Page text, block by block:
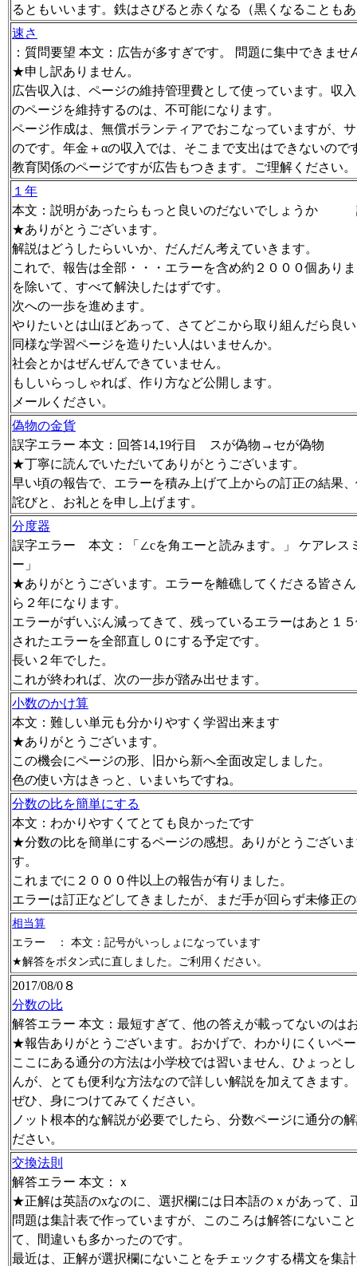
るともいいます。鉄はさびると赤くなる（黒くなることも
速さ
：質問要望 本文：広告が多すぎです。 問題に集中できませ
★申し訳ありません。
広告収入は、ページの維持管理費として使っています。収
のページを維持するのは、不可能になります。
ページ作成は、無償ボランティアでおこなっていますが、
のです。年金＋αの収入では、そこまで支出はできないので
教育関係のページですが広告もつきます。ご理解ください。
１年
本文：説明があったらもっと良いのだないでしょう
★ありがとうございます。
解説はどうしたらいいか、だんだん考えていきます。
これで、報告は全部・・・エラーを含め約２０００個あり
を除いて、すべて解決したはずです。
次への一歩を進めます。
やりたいとは山ほどあって、さてどこから取り組んだら良
同様な学習ページを造りたい人はいませんか。
社会とかはぜんぜんできていません。
もしいらっしゃれば、作り方など公開します。
メールください。
偽物の金貨
誤字エラー 本文：回答14,19行目 スが偽物→セが偽物
★丁寧に読んでいただいてありがとうございます。
早い頃の報告で、エラーを積み上げて上からの訂正の結果
詫びと、お礼とを申し上げます。
分度器
誤字エラー 本文：「∠cを角エーと読みます。」 ケアレス
ー」
★ありがとうございます。エラーを離礁してくださる皆さ
ら２年になります。
エラーがずいぶん減ってきて、残っているエラーはあと１
されたエラーを全部直し０にする予定です。
長い２年でした。
これが終われば、次の一歩が踏み出せます。
小数のかけ算
本文：難しい単元も分かりやすく学習出来ます
★ありがとうございます。
この機会にページの形、旧から新へ全面改定しました。
色の使い方はきっと、いまいちですね。
分数の比を簡単にする
本文：わかりやすくてとても良かったです
★分数の比を簡単にするページの感想。ありがとうござい
す。
これまでに２０００件以上の報告が有りました。
エラーは訂正などしてきましたが、まだ手が回らず未修正
相当算
エラー ： 本文：記号がいっしょになっています
★解答をボタン式に直しました。ご利用ください。
2017/08/0８
分数の比
解答エラー 本文：最短すぎて、他の答えが載ってないのは
★報告ありがとうございます。おかげで、わかりにくいペ
ここにある通分の方法は小学校では習いません、ひょっと
んが、とても便利な方法なので詳しい解説を加えてきます。
ぜひ、身につけてみてください。
ノット根本的な解説が必要でしたら、分数ページに通分の
ださい。
交換法則
解答エラー 本文：ｘ
★正解は英語のxなのに、選択欄には日本語のｘがあって、
問題は集計表で作っていますが、このころは解答にないこ
て、間違いも多かったのです。
最近は、正解が選択欄にないことをチェックする構文を集